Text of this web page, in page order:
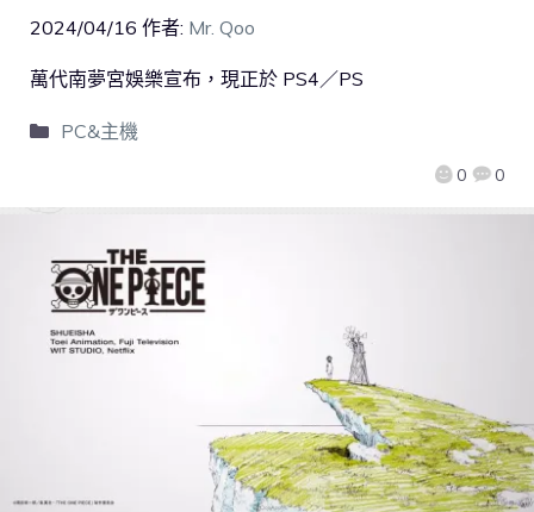
2024/04/16 作者: Mr. Qoo
0 0
萬代南夢宮娛樂宣布，現正於 PS4／PS
PC&主機